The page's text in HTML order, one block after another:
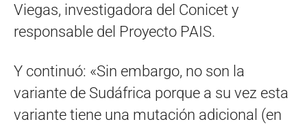
Viegas, investigadora del Conicet y
responsable del Proyecto PAIS.
Y continuó: «Sin embargo, no son la
variante de Sudáfrica porque a su vez esta
variante tiene una mutación adicional (en